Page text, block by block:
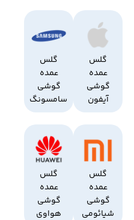
گلس
عمده
گوشی
آیفون
گلس
عمده
گوشی
سامسونگ
گلس
عمده
گوشی
شیائومی
گلس
عمده
گوشی
هواوی